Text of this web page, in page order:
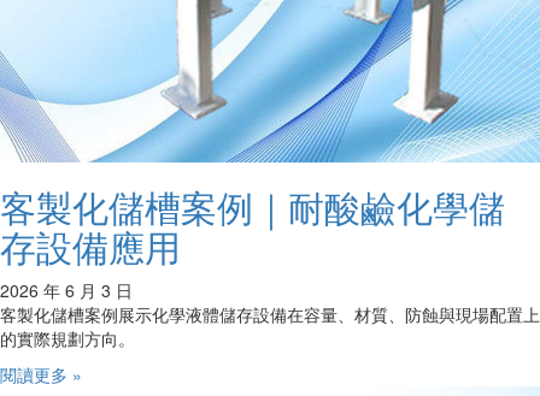
客製化儲槽案例｜耐酸鹼化學儲
存設備應用
2026 年 6 月 3 日
客製化儲槽案例展示化學液體儲存設備在容量、材質、防蝕與現場配置上
的實際規劃方向。
閱讀更多 »